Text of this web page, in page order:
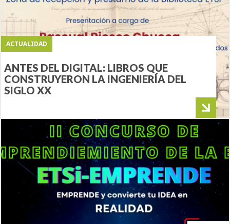
ACTUALIDAD
ANTES DEL DIGITAL: LIBROS QUE
CONSTRUYERON LA INGENIERÍA DEL
SIGLO XX